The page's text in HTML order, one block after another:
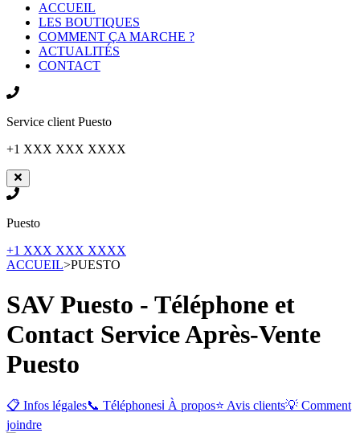
ACCUEIL
LES BOUTIQUES
COMMENT ÇA MARCHE ?
ACTUALITÉS
CONTACT
Service client Puesto
+1 XXX XXX XXXX
Puesto
+1 XXX XXX XXXX
ACCUEIL>PUESTO
SAV Puesto - Téléphone et
Contact Service Après-Vente
Puesto
📋 Infos légales📞 Téléphonesℹ️ À propos⭐ Avis clients💡 Comment
joindre